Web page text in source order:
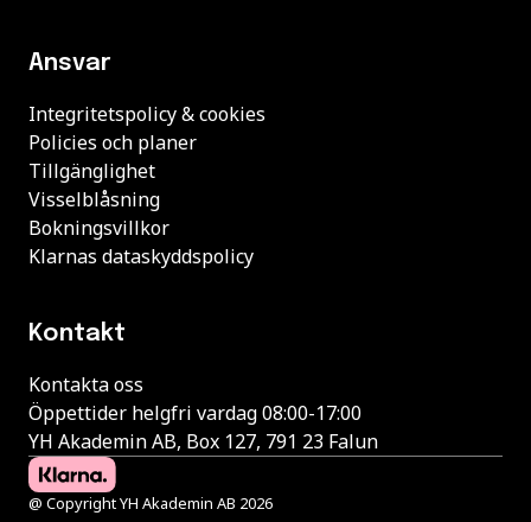
Ansvar
Integritetspolicy & cookies
Policies och planer
Tillgänglighet
Visselblåsning
Bokningsvillkor
Klarnas dataskyddspolicy
Kontakt
Kontakta oss
Öppettider helgfri vardag 08:00-17:00
YH Akademin AB, Box 127, 791 23 Falun
@ Copyright YH Akademin AB 2026